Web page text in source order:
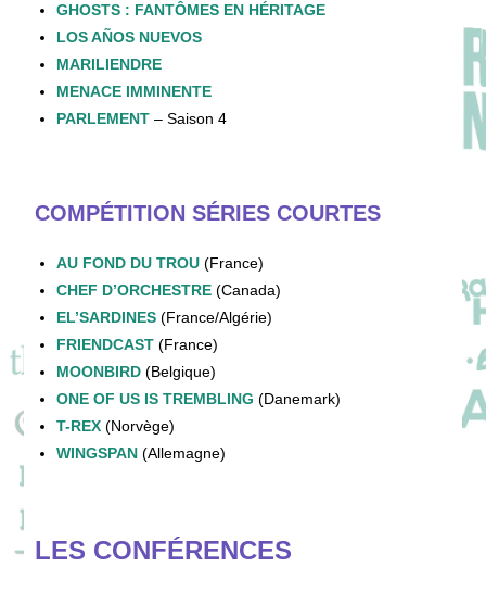
GHOSTS : FANTÔMES EN HÉRITAGE
LOS AÑOS NUEVOS
MARILIENDRE
MENACE IMMINENTE
PARLEMENT – Saison 4
COMPÉTITION SÉRIES COURTES
AU FOND DU TROU (France)
CHEF D’ORCHESTRE (Canada)
EL’SARDINES (France/Algérie)
FRIENDCAST (France)
MOONBIRD(Belgique)
ONE OF US IS TREMBLING (Danemark)
T-REX (Norvège)
WINGSPAN(Allemagne)
LES CONFÉRENCES